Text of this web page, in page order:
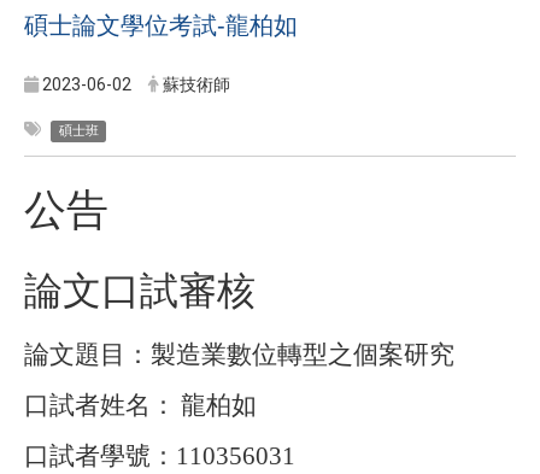
碩士論文學位考試-龍柏如
2023-06-02 蘇技術師
碩士班
公告
論文口試審核
論文題目：製造業數位轉型之個案研究
口試者姓名： 龍柏如
口試者學號： 110356031